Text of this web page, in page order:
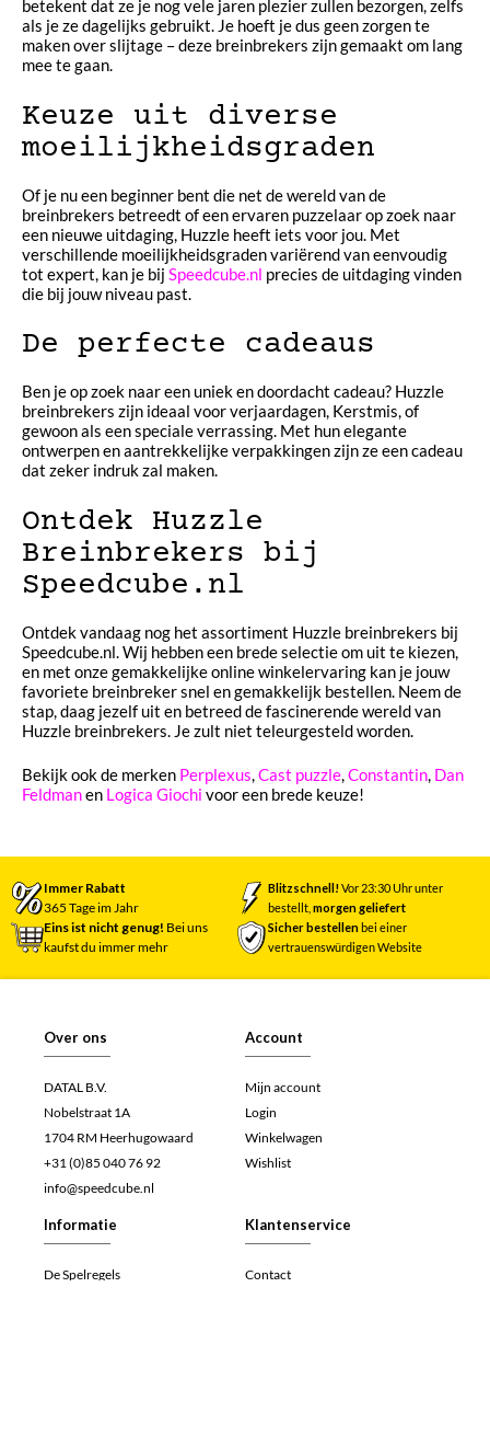
betekent dat ze je nog vele jaren plezier zullen bezorgen, zelfs
als je ze dagelijks gebruikt. Je hoeft je dus geen zorgen te
maken over slijtage – deze breinbrekers zijn gemaakt om lang
mee te gaan.
Keuze uit diverse
moeilijkheidsgraden
Of je nu een beginner bent die net de wereld van de
breinbrekers betreedt of een ervaren puzzelaar op zoek naar
een nieuwe uitdaging, Huzzle heeft iets voor jou. Met
verschillende moeilijkheidsgraden variërend van eenvoudig
tot expert, kan je bij Speedcube.nl precies de uitdaging vinden
die bij jouw niveau past.
De perfecte cadeaus
Ben je op zoek naar een uniek en doordacht cadeau? Huzzle
breinbrekers zijn ideaal voor verjaardagen, Kerstmis, of
gewoon als een speciale verrassing. Met hun elegante
ontwerpen en aantrekkelijke verpakkingen zijn ze een cadeau
dat zeker indruk zal maken.
Ontdek Huzzle
Breinbrekers bij
Speedcube.nl
Ontdek vandaag nog het assortiment Huzzle breinbrekers bij
Speedcube.nl. Wij hebben een brede selectie om uit te kiezen,
en met onze gemakkelijke online winkelervaring kan je jouw
favoriete breinbreker snel en gemakkelijk bestellen. Neem de
stap, daag jezelf uit en betreed de fascinerende wereld van
Huzzle breinbrekers. Je zult niet teleurgesteld worden.
Bekijk ook de merken Perplexus,Cast puzzle,Constantin, Dan
Feldmanen Logica Giochi voor een brede keuze!
Immer Rabatt
365 Tage im Jahr
Blitzschnell!Vor 23:30 Uhr unter
bestellt,morgen geliefert
Eins ist nicht genug! Bei uns
kaufst du immer mehr
Sicher bestellenbei einer
vertrauenswürdigen Website
Over ons
DATAL B.V.
Nobelstraat 1A
1704 RM Heerhugowaard
+31 (0)85 040 76 92
info@speedcube.nl
Account
Mijn account
Login
Winkelwagen
Wishlist
Informatie
De Spelregels
Klantenservice
Contact